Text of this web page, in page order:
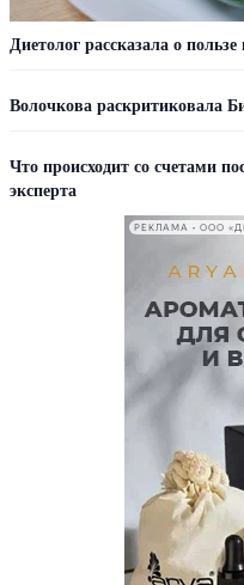
Диетолог рассказала о
Волочкова раскритиковала
Что происходит со счетами
эксперта